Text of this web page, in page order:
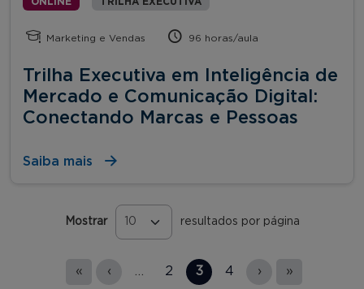
Marketing e Vendas 96 horas/aula
Trilha Executiva em Inteligência de
Mercado e Comunicação Digital:
Conectando Marcas e Pessoas
Saiba mais
Mostrar resultados por página
« ‹ 2 3 4 › »